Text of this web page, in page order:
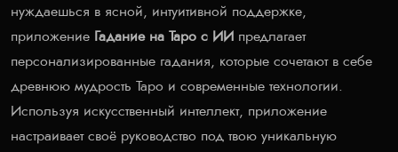
нуждаешься в ясной, интуитивной поддержке,
приложение Гадание на Таро с ИИ предлагает
персонализированные гадания, которые сочетают в себе
древнюю мудрость Таро и современные технологии.
Используя искусственный интеллект, приложение
настраивает своё руководство под твою уникальную